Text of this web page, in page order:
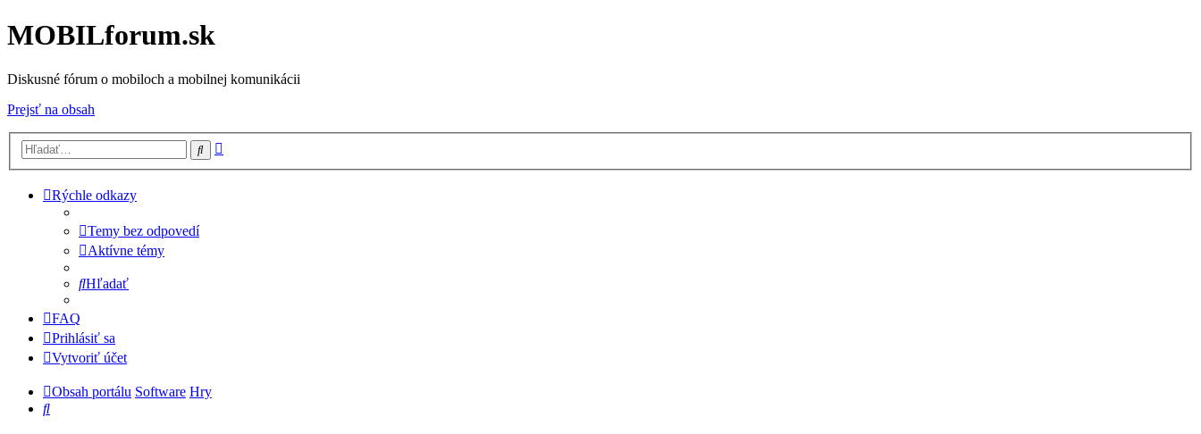
MOBILforum.sk
Diskusné fórum o mobiloch a mobilnej komunikácii
Prejsť na obsah
Hľadať
Rýchle odkazy
Temy bez odpovedí
Aktívne témy
Hľadať
FAQ
Prihlásiť sa
Vytvoriť účet
Obsah portálu Software Hry
Hľadať